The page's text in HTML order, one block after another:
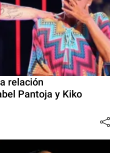
relación
Pantoja y Kiko